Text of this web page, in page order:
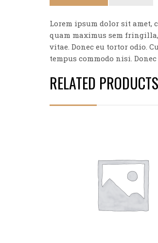
Lorem ipsum dolor sit amet,
quam maximus sem
vitae. Donec eu tortor odio.
tempus commodo nisi.
RELATED PRODUCTS